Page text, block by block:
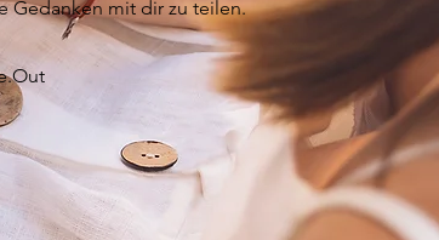
Gedanken mit dir zu teilen.